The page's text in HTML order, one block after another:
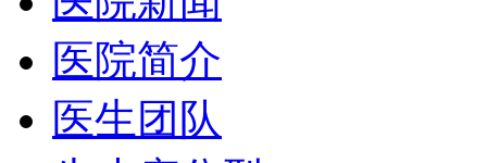
医院简介
医生团队